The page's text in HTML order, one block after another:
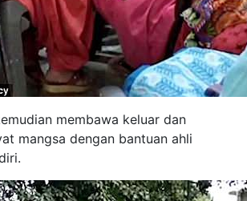
membawa keluar dan
mangsa dengan bantuan ahli